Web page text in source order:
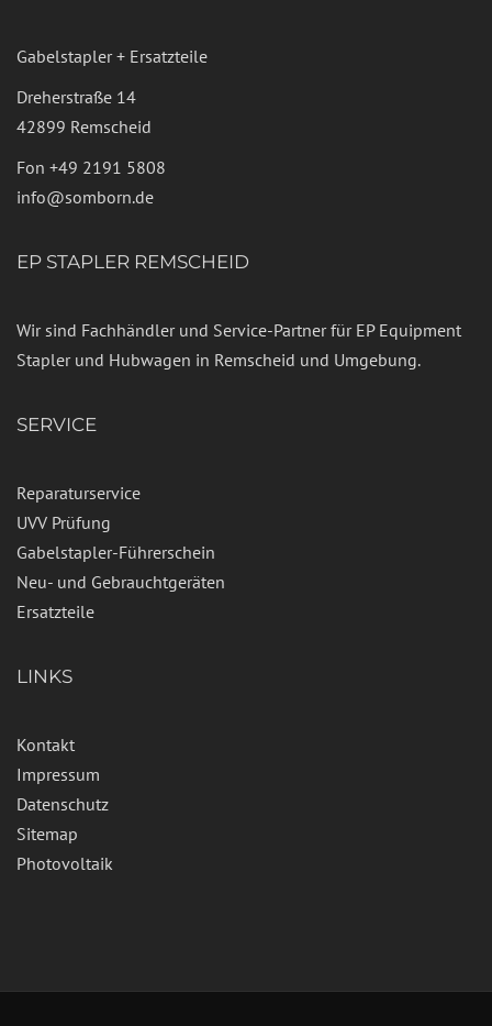
Gabelstapler + Ersatzteile
Dreherstraße 14
42899 Remscheid
Fon +49 2191 5808
info@somborn.de
EP STAPLER REMSCHEID
Wir sind Fachhändler und Service-Partner für EP Equipment
Stapler und Hubwagen in Remscheid und Umgebung.
SERVICE
Reparaturservice
UVV Prüfung
Gabelstapler-Führerschein
Neu- und Gebrauchtgeräten
Ersatzteile
LINKS
Kontakt
Impressum
Datenschutz
Sitemap
Photovoltaik